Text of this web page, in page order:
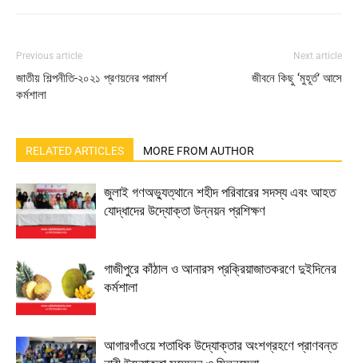
Previous article
জাতীয় শিল্পনীতি-২০২১ প্রণয়নের পরামর্শ
কর্মশালা
Next article
জীবনে কিছু ‘মুহূর্ত’ আসে
RELATED ARTICLES MORE FROM AUTHOR
জুলাই গণঅভ্যুত্থানে শহীদ পরিবারের সদস্য এবং আহত
যোদ্ধাদের উদ্যোক্তা উন্নয়ন প্রশিক্ষণ
গাজীপুরে কাঁঠাল ও আনারস প্রক্রিয়াজাতকরণে দুইদিনের
কর্মশালা
আগারগাঁওয়ে শতাধিক উদ্যোক্তার অংশগ্রহণে প্রাণবন্ত